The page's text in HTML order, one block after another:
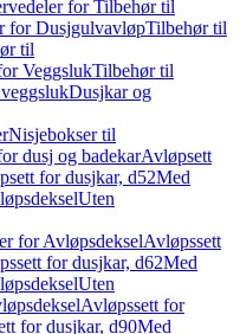
for Tilbehør til
for DusjgulvavløpTilbehør til
til
VeggslukTilbehør til
Dusjkar og
Nisjebokser til
dusj og badekarAvløpsett
for dusjkar, d52Med
Uten
for AvløpsdekselAvløpssett
for dusjkar, d62Med
Uten
Avløpssett for
for dusjkar, d90Med